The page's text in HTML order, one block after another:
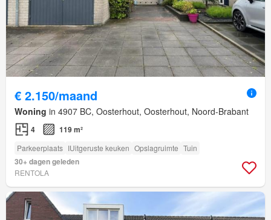
€ 2.150/maand
Woning in 4907 BC, Oosterhout, Oosterhout, Noord-Brabant
4 119 m²
Parkeerplaats IUitgeruste keuken Opslagruimte Tuin
30+ dagen geleden
RENTOLA